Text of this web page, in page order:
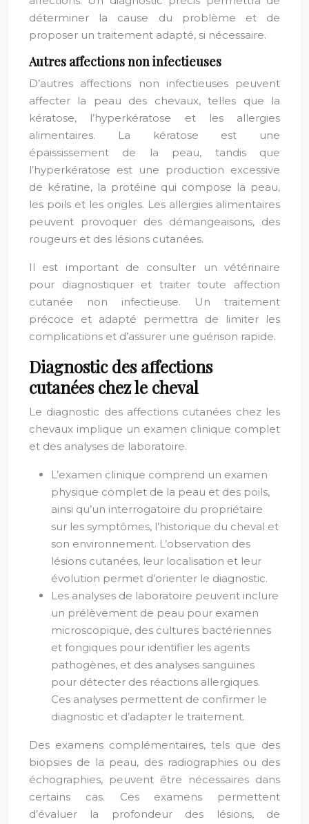
déterminer la cause du problème et de
proposer un traitement adapté, si nécessaire.
Autres affections non infectieuses
D’autres affections non infectieuses peuvent
affecter la peau des chevaux, telles que la
kératose, l’hyperkératose et les allergies
alimentaires. La kératose est une
épaississement de la peau, tandis que
l’hyperkératose est une production excessive
de kératine, la protéine qui compose la peau,
les poils et les ongles. Les allergies alimentaires
peuvent provoquer des démangeaisons, des
rougeurs et des lésions cutanées.
Il est important de consulter un vétérinaire
pour diagnostiquer et traiter toute affection
cutanée non infectieuse. Un traitement
précoce et adapté permettra de limiter les
complications et d’assurer une guérison rapide.
Diagnostic des affections
cutanées chez le cheval
Le diagnostic des affections cutanées chez les
chevaux implique un examen clinique complet
et des analyses de laboratoire.
L’examen clinique comprend un examen
physique complet de la peau et des poils,
ainsi qu’un interrogatoire du propriétaire
sur les symptômes, l’historique du cheval et
son environnement. L’observation des
lésions cutanées, leur localisation et leur
évolution permet d’orienter le diagnostic.
Les analyses de laboratoire peuvent inclure
un prélèvement de peau pour examen
microscopique, des cultures bactériennes
et fongiques pour identifier les agents
pathogènes, et des analyses sanguines
pour détecter des réactions allergiques.
Ces analyses permettent de confirmer le
diagnostic et d’adapter le traitement.
Des examens complémentaires, tels que des
biopsies de la peau, des radiographies ou des
échographies, peuvent être nécessaires dans
certains cas. Ces examens permettent
d’évaluer la profondeur des lésions, de